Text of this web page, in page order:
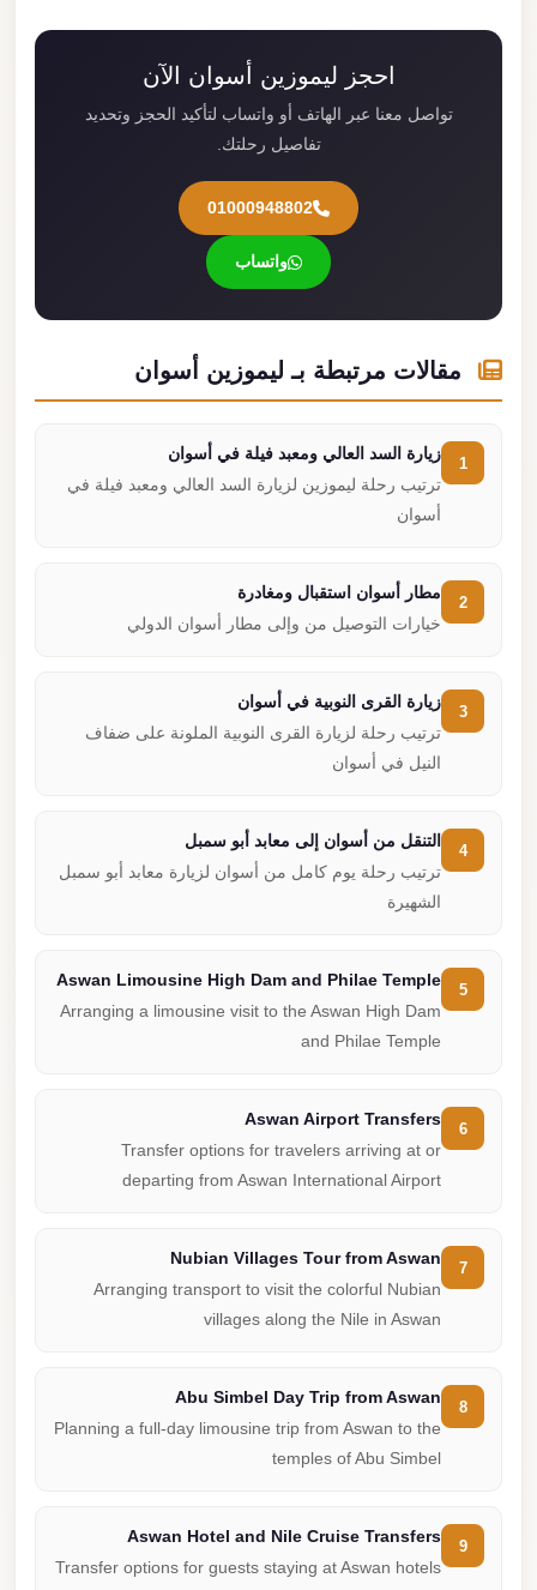
احجز ليموزين أسوان الآن
تواصل معنا عبر الهاتف أو واتساب لتأكيد الحجز وتحديد
تفاصيل رحلتك.
01000948802
واتساب
مقالات مرتبطة بـ ليموزين أسوان
زيارة السد العالي ومعبد فيلة في أسوان
ترتيب رحلة ليموزين لزيارة السد العالي ومعبد فيلة في
أسوان
مطار أسوان استقبال ومغادرة
خيارات التوصيل من وإلى مطار أسوان الدولي
زيارة القرى النوبية في أسوان
ترتيب رحلة لزيارة القرى النوبية الملونة على ضفاف
النيل في أسوان
التنقل من أسوان إلى معابد أبو سمبل
ترتيب رحلة يوم كامل من أسوان لزيارة معابد أبو سمبل
الشهيرة
Aswan Limousine High Dam and Philae Temple
Arranging a limousine visit to the Aswan High Dam
and Philae Temple
Aswan Airport Transfers
Transfer options for travelers arriving at or
departing from Aswan International Airport
Nubian Villages Tour from Aswan
Arranging transport to visit the colorful Nubian
villages along the Nile in Aswan
Abu Simbel Day Trip from Aswan
Planning a full-day limousine trip from Aswan to the
temples of Abu Simbel
Aswan Hotel and Nile Cruise Transfers
Transfer options for guests staying at Aswan hotels